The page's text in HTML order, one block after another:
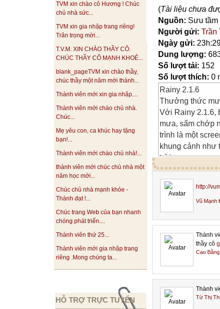
TVM xin chào cô Hương ! Chúc
chủ nhà sức...
TVM xin gia nhập trang riêng!
Trân trọng mời...
T.V.M. XIN CHÀO THẦY CÔ.
CHÚC THẦY CÔ MẠNH KHOẺ...
blank_pageTVM xin chào thầy,
chúc thầy một năm mới thành...
Thành viên mới xin gia nhập....
Thành viên mới chào chủ nhà.
Chúc...
Mẹ yêu con, ca khúc hay tặng
bạn!...
Thành viên mới chào chủ nhà!...
thành viên mới chúc chủ nhà một
năm học mới...
Chúc chủ nhà mạnh khỏe -
Thành đạt !...
Chúc trang Web của bạn nhanh
chóng phát triển....
Thành viên thứ 25...
Thành viên mới gia nhập trang
riêng .Mong chúng ta...
HỖ TRỢ TRỰC TUYẾN
(Tài liệu chưa
Nguồn: Sưu tầm
Người gửi: Trần
Ngày gửi:
Dung lượng:
Số lượt tải: 152
Số lượt thích: 0
Rainy 2.1.6
Thưởng thức
Với Rainy 2.1.6,
mưa, sấm chớp
trình là một
khung cảnh như
trời mưa.
Ngoài ra,
chớp với 5 tác
theo ý thích.
Display: cho
Tùy theo cấu
Restarting cho
Rain: cho bạn
gió. Đây là tùy
theo dạng
http://
Vũ Mạnh
Thành
thầy cô
Cao Bằng
Thành
Từ Thị